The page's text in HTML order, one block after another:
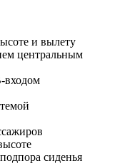
и вылету
центральным
входом
сиденья